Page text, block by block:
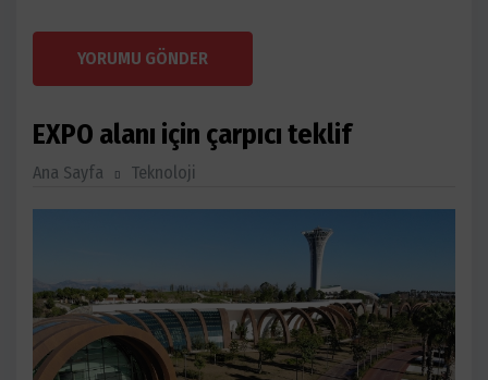
YORUMU GÖNDER
EXPO alanı için çarpıcı teklif
Ana Sayfa Teknoloji